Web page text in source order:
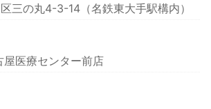
三の丸4-3-14（名鉄東大手駅構内）
屋医療センター前店